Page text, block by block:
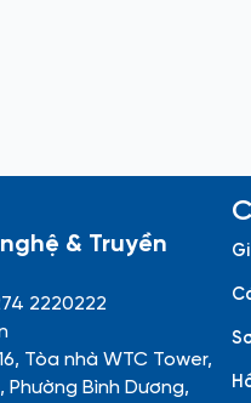
& Truyền
2220222
Tòa nhà WTC Tower,
Phường Bình Dương,